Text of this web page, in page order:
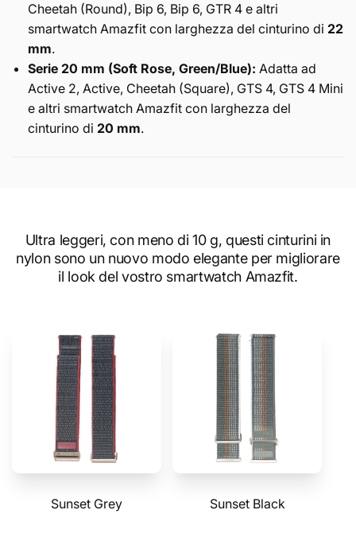
Cheetah (Round), Bip 6, Bip 6, GTR 4 e altri
smartwatch Amazfit con larghezza del cinturino di 22
mm.
Serie 20 mm (Soft Rose, Green/Blue): Adatta ad
Active 2, Active, Cheetah (Square), GTS 4, GTS 4 Mini
e altri smartwatch Amazfit con larghezza del
cinturino di 20 mm.
Ultra leggeri, con meno di 10 g, questi cinturini in
nylon sono un nuovo modo elegante per migliorare
il look del vostro smartwatch Amazfit.
Sunset Grey Sunset Black